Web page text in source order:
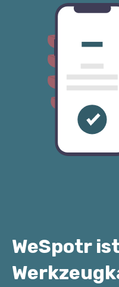
WeSpotr